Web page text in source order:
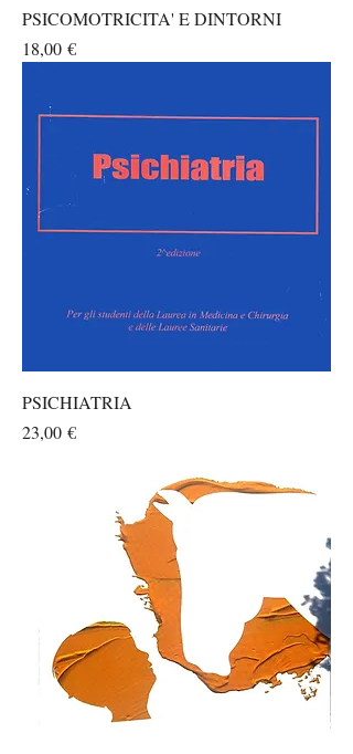
PSICOMOTRICITA' E DINTORNI
Prezzo
18,00 €
PSICHIATRIA
Prezzo
23,00 €